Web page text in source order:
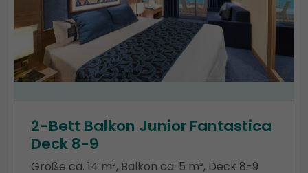
2-Bett Balkon Junior Fantastica
Deck 8-9
Größe ca. 14 m², Balkon ca. 5 m², Deck 8-9